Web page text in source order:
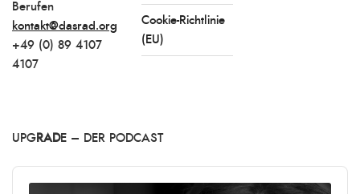
Berufen
kontakt@dasrad.org
+49 (0) 89 4107
4107
Cookie-Richtlinie
(EU)
UPG RADE – DER PODCAST
Audio